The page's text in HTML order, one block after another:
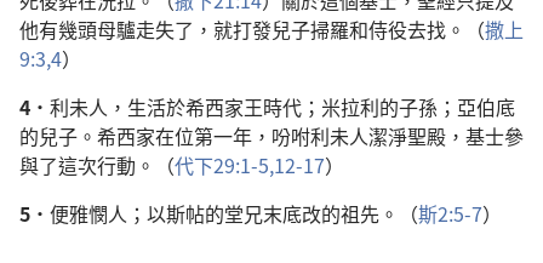
他有幾頭母驢走失了，就打發兒子掃羅和侍役去找。（撒上
9:3,4）
4． 利未人，生活於希西家王時代；米拉利的子孫；亞伯底
的兒子。希西家在位第一年，吩咐利未人潔淨聖殿，基士參
與了這次行動。（代下29:1-5,12-17）
5． 便雅憫人；以斯帖的堂兄末底改的祖先。（斯2:5-7）